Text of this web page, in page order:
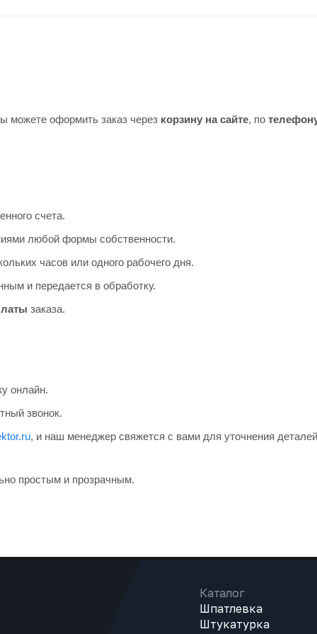
можете оформить заказ через корзину на сайте, по
счета.
любой формы собственности.
часов или одного рабочего дня.
и передается в обработку.
заказа.
онлайн.
звонок.
, и наш менеджер свяжется с вами для уточнения
простым и прозрачным.
Каталог
Шпатлевка
Штукатурка